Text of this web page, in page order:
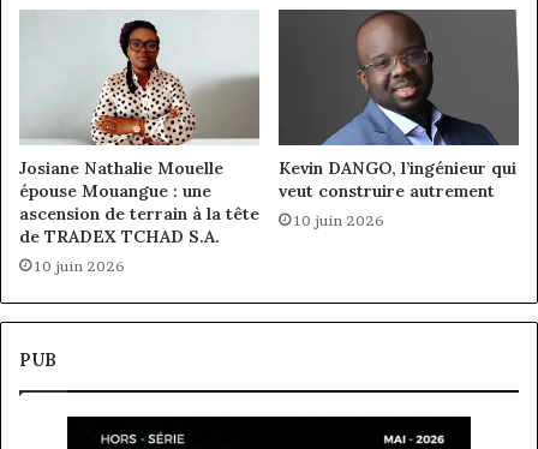
Josiane Nathalie Mouelle
épouse Mouangue : une
ascension de terrain à la tête
de TRADEX TCHAD S.A.
10 juin 2026
Kevin DANGO, l’ingénieur qui
veut construire autrement
10 juin 2026
PUB